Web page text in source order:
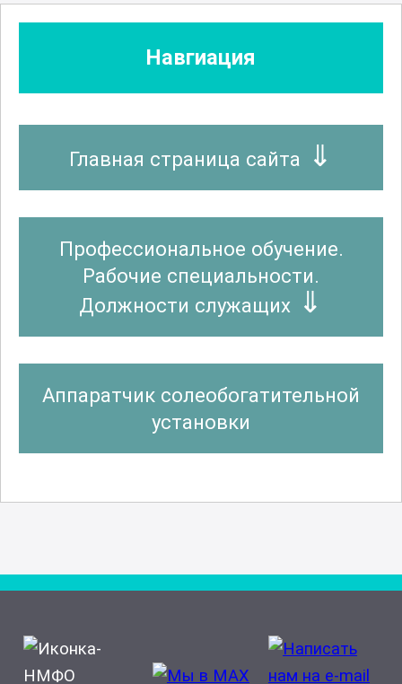
Навгиация
Главная страница сайта
Профессиональное обучение.
Рабочие специальности.
Должности служащих
Аппаратчик солеобогатительной
установки